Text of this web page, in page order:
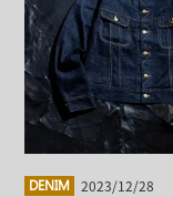
DENIM 2023/12/28